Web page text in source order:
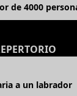
de 4000
a un labrador